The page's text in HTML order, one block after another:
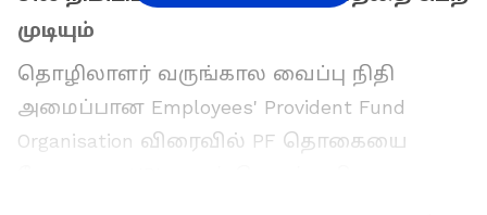
முடியும்
தொழிலாளர் வருங்கால வைப்பு நிதி
அமைப்பான Employees' Provident Fund
Organisation விரைவில் PF தொகையை